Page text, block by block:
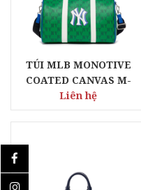
TÚI MLB MONOTIVE
COATED CANVAS M-
BOSTON BAG NEW YORK
YANKEES
Liên hệ